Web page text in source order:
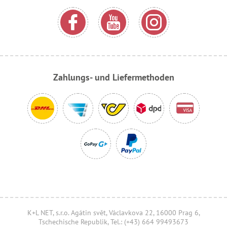
Zahlungs- und Liefermethoden
K+L NET, s.r.o. Agátin svět, Václavkova 22, 16000 Prag 6,
Tschechische Republik, Tel.: (+43) 664 99493673